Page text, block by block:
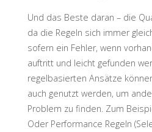
Und das Beste daran – die
da die Regeln sich immer
sofern ein Fehler, wenn
auftritt und leicht gefunden
regelbasierten Ansätze
auch genutzt werden, um
Problem zu finden. Zum
Oder Performance Regeln